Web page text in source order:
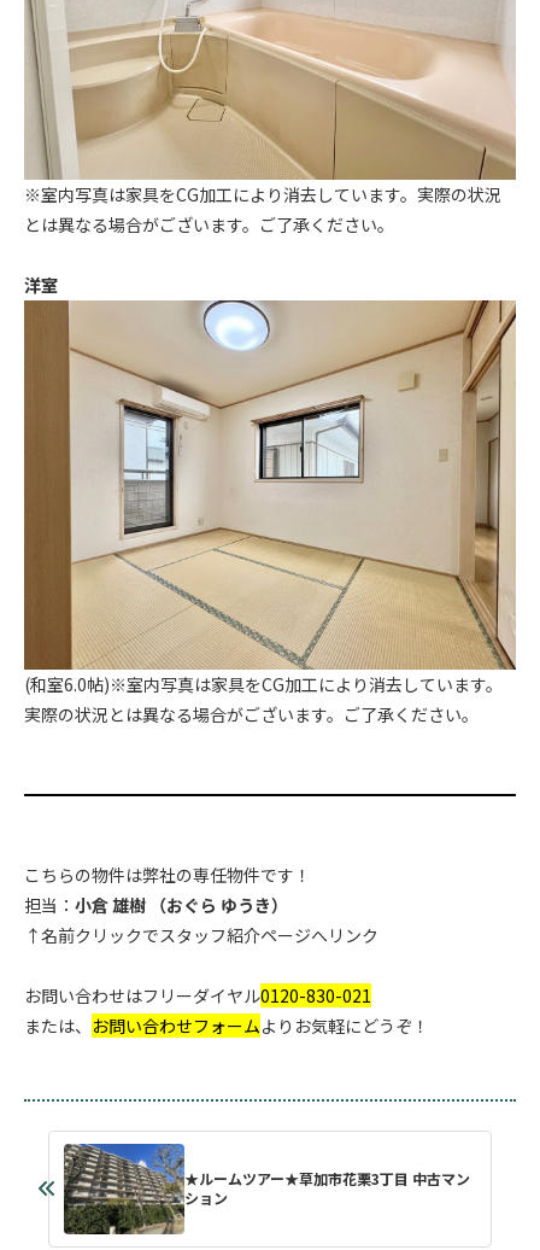
※室内写真は家具をCG加工により消去しています。実際の状況
とは異なる場合がございます。ご了承ください。
洋室
(和室6.0帖)※室内写真は家具をCG加工により消去しています。
実際の状況とは異なる場合がございます。ご了承ください。
こちらの物件は弊社の専任物件です！
担当： 小倉 雄樹 （おぐら ゆうき）
↑名前クリックでスタッフ紹介ページへリンク
お問い合わせはフリーダイヤル0120-830-021
または、 お問い合わせフォームよりお気軽にどうぞ！
★ルームツアー★草加市花栗3丁目 中古マン
ション